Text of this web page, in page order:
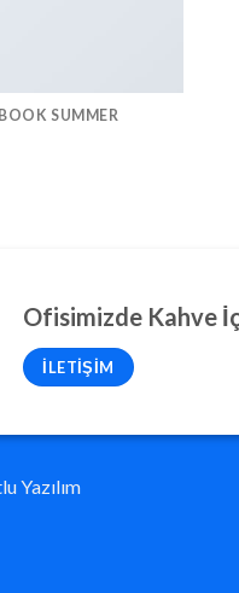
SUMMER
Ofisimizde Kahve
İLETIŞIM
Yazılım